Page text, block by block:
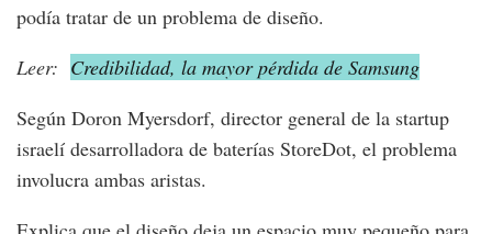
podía tratar de un problema de diseño.
Leer: Credibilidad, la mayor pérdida de Samsung
Según Doron Myersdorf, director general de la startup
israelí desarrolladora de baterías StoreDot, el problema
involucra ambas aristas.